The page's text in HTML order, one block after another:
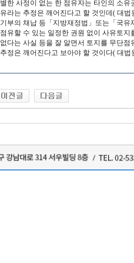
별한 사정이 없는 한 점유자는 타인의 소
유라는 추정은 깨어진다고 할 것인데( 대법
기부의 채납 등「지방재정법」또는「국
점유할 수 있는 일정한 권원 없이 사유토지
없다는 사실 등을 잘 알면서 토지를 무단
추정은 깨어진다고 보아야 할 것이다( 대법